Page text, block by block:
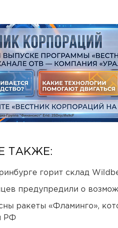
ТАКЖЕ:
горит склад
предупредили о
ракеты «Фламинго»,
РФ